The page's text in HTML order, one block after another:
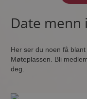
Date menn
Her ser du noen få
Møteplassen. Bli
deg.